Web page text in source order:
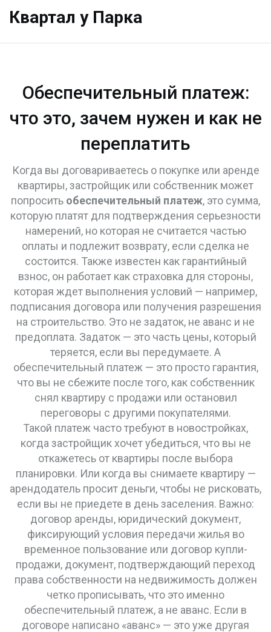
Квартал у Парка
Обеспечительный платеж:
что это, зачем нужен и как не
переплатить
Когда вы договариваетесь о покупке или аренде
квартиры, застройщик или собственник может
попросить обеспечительный платеж, это сумма,
которую платят для подтверждения серьезности
намерений, но которая не считается частью
оплаты и подлежит возврату, если сделка не
состоится. Также известен как гарантийный
взнос, он работает как страховка для стороны,
которая ждет выполнения условий — например,
подписания договора или получения разрешения
на строительство. Это не задаток, не аванс и не
предоплата. Задаток — это часть цены, который
теряется, если вы передумаете. А
обеспечительный платеж — это просто гарантия,
что вы не сбежите после того, как собственник
снял квартиру с продажи или остановил
переговоры с другими покупателями.
Такой платеж часто требуют в новостройках,
когда застройщик хочет убедиться, что вы не
откажетесь от квартиры после выбора
планировки. Или когда вы снимаете квартиру —
арендодатель просит деньги, чтобы не рисковать,
если вы не приедете в день заселения. Важно:
договор аренды, юридический документ,
фиксирующий условия передачи жилья во
временное пользование или договор купли-
продажи, документ, подтверждающий переход
права собственности на недвижимостьдолжен
четко прописывать, что это именно
обеспечительный платеж, а не аванс. Если в
договоре написано «аванс» — это уже другая